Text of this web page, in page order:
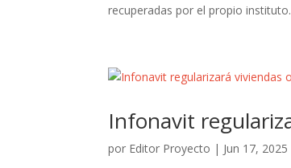
recuperadas por el propio
Infonavit
por Editor Proyecto | Jun 17, 2025